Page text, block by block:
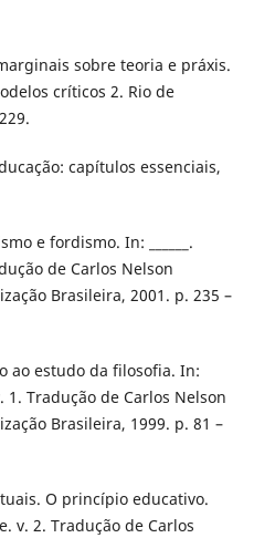
sobre teoria e práxis.
críticos 2. Rio de
capítulos essenciais,
e fordismo. In: ______.
de Carlos Nelson
Brasileira, 2001. p. 235 –
ao estudo da filosofia. In:
1. Tradução de Carlos Nelson
Brasileira, 1999. p. 81 –
O princípio educativo.
v. 2. Tradução de Carlos